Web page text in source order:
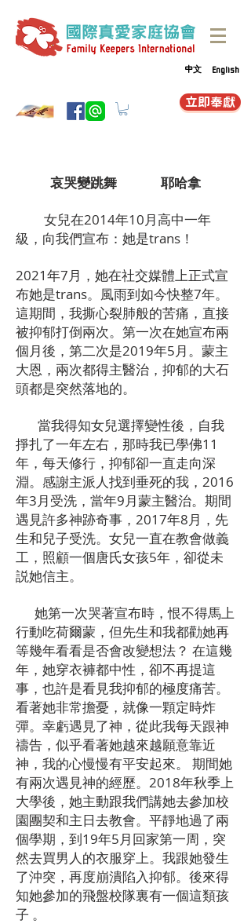
中文 English
立即奉獻
哀哭變跳舞 耶哈拿
女兒在2014年10月高中一年
級，向我們宣布：她是trans！
2021年7月，她在社交媒體上正式宣
布她是trans。風雨到如今快整7年。
這期間，我撕心裂肺般的苦痛，直接
被抑郁打倒兩次。第一次在她宣布兩
個月後，第二次是2019年5月。蒙主
大恩，兩次都得主醫治，抑郁的大石
頭都是突然落地的。
當我得知女兒選擇變性後，自我
掙扎了一年左右，那時我已學佛11
年，每天修行，抑郁卻一直走向深
淵。感謝主派人找到垂死的我，2016
年3月受洗，當年9月蒙主醫治。期間
遇見許多神跡奇事，2017年8月，先
生和兒子受洗。女兒一直在教會做義
工，照顧一個唐氏女孩5年，卻從未
説她信主。
她第一次哭著宣布時，恨不得馬上
行動吃荷爾蒙，但先生和我都勸她再
等幾年看看是否會改變想法？ 在這幾
年，她穿衣褲都中性，卻不再提這
事，也許是看見我抑郁的極度痛苦。
看著她非常擔憂，就像一顆定時炸
彈。幸虧遇見了神，從此我每天跟神
禱告，似乎看著她越來越願意靠近
神，我的心慢慢有平安起來。 期間她
有兩次遇見神的經歷。2018年秋季上
大學後，她主動跟我們講她去參加校
園團契和主日去教會。平靜地過了兩
個學期，到19年5月回家第一周，突
然去買男人的衣服穿上。我跟她發生
了沖突，再度崩潰陷入抑郁。後來得
知她參加的飛盤校隊裏有一個這類孩
子 。